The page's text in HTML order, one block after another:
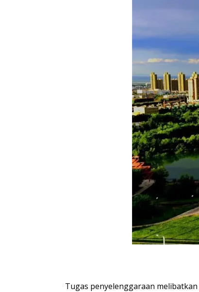
Tugas penyelenggaraan melibatkan